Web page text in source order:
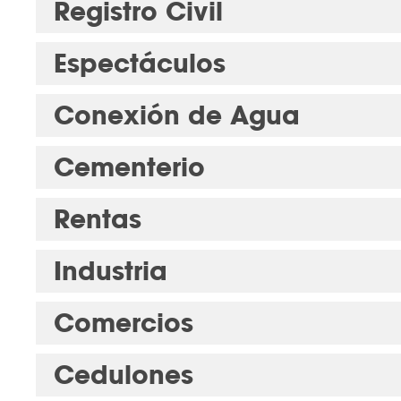
Registro Civil
Espectáculos
Conexión de Agua
Cementerio
Rentas
Industria
Comercios
Cedulones